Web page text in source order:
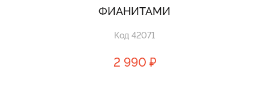
ФИАНИТАМИ
Код 42071
2 990 ₽